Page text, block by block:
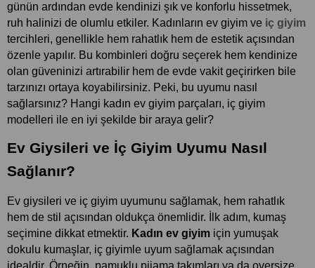
günün ardından evde kendinizi şık ve konforlu hissetmek,
ruh halinizi de olumlu etkiler. Kadınların ev giyim ve iç giyim
tercihleri, genellikle hem rahatlık hem de estetik açısından
özenle yapılır. Bu kombinleri doğru seçerek hem kendinize
olan güveninizi artırabilir hem de evde vakit geçirirken bile
tarzınızı ortaya koyabilirsiniz. Peki, bu uyumu nasıl
sağlarsınız? Hangi kadın ev giyim parçaları, iç giyim
modelleri ile en iyi şekilde bir araya gelir?
Ev Giysileri ve İç Giyim Uyumu Nasıl
Sağlanır?
Ev giysileri ve iç giyim uyumunu sağlamak, hem rahatlık
hem de stil açısından oldukça önemlidir. İlk adım, kumaş
seçimine dikkat etmektir. Kadın ev giyim için yumuşak
dokulu kumaşlar, iç giyimle uyum sağlamak açısından
idealdir. Örneğin, pamuklu pijama takımları ya da oversize